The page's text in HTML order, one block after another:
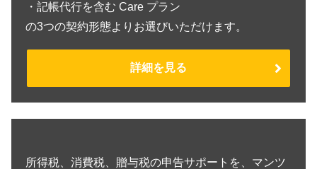
・記帳代行を含む Care プラン
の3つの契約形態よりお選びいただけます。
詳細を見る
所得税、消費税、贈与税の申告サポートを、マンツ